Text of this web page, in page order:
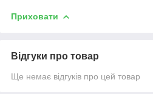
Приховати
Відгуки про товар
Ще немає відгуків про цей товар